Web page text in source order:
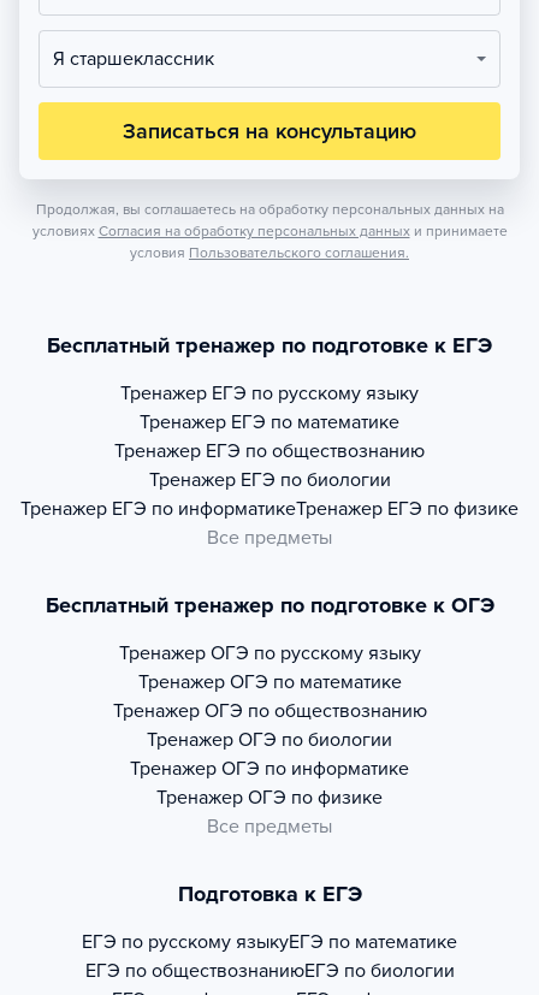
Я старшеклассник
Записаться на консультацию
Продолжая, вы соглашаетесь на обработку персональных данных на
условиях Согласия на обработку персональных данных и принимаете
условия Пользовательского соглашения.
Бесплатный тренажер по подготовке к ЕГЭ
Тренажер ЕГЭ по русскому языку
Тренажер ЕГЭ по математике
Тренажер ЕГЭ по обществознанию
Тренажер ЕГЭ по биологии
Тренажер ЕГЭ по информатикеТренажер ЕГЭ по физике
Все предметы
Бесплатный тренажер по подготовке к ОГЭ
Тренажер ОГЭ по русскому языку
Тренажер ОГЭ по математике
Тренажер ОГЭ по обществознанию
Тренажер ОГЭ по биологии
Тренажер ОГЭ по информатике
Тренажер ОГЭ по физике
Все предметы
Подготовка к ЕГЭ
ЕГЭ по русскому языкуЕГЭ по математике
ЕГЭ по обществознаниюЕГЭ по биологии